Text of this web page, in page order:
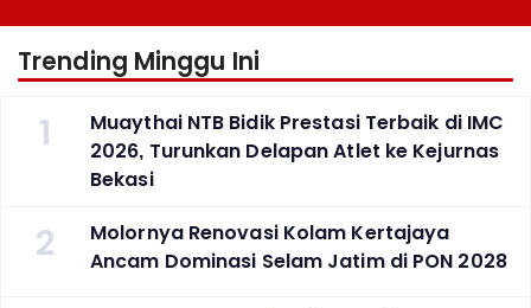
Trending Minggu Ini
1
Muaythai NTB Bidik Prestasi Terbaik di IMC
2026, Turunkan Delapan Atlet ke Kejurnas
Bekasi
2
Molornya Renovasi Kolam Kertajaya
Ancam Dominasi Selam Jatim di PON 2028